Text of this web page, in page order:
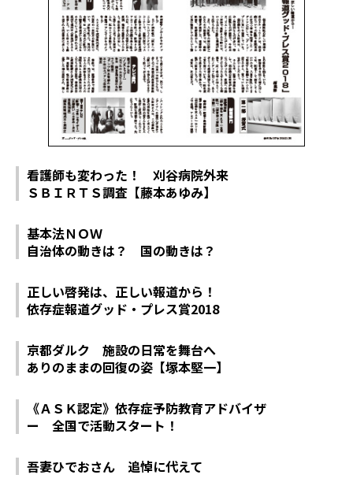
看護師も変わった！ 刈谷病院外来
ＳＢＩＲＴＳ調査【藤本あゆみ】
基本法ＮＯＷ
自治体の動きは？ 国の動きは？
正しい啓発は、正しい報道から！
依存症報道グッド・プレス賞2018
京都ダルク 施設の日常を舞台へ
ありのままの回復の姿【塚本堅一】
《ＡＳＫ認定》依存症予防教育アドバイザ
ー 全国で活動スタート！
吾妻ひでおさん 追悼に代えて――